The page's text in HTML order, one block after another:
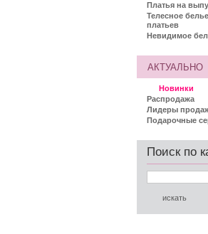
Платья на
Телесное
платьев
Невидимое
АКТУАЛЬНО
Новинки
Распродажа
Лидеры
Подарочные
Поиск по